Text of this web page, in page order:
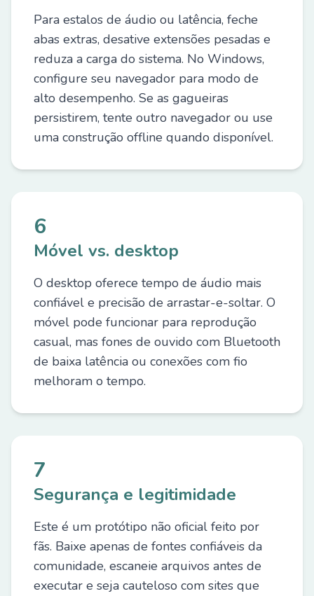
Para estalos de áudio ou latência, feche
abas extras, desative extensões pesadas e
reduza a carga do sistema. No Windows,
configure seu navegador para modo de
alto desempenho. Se as gagueiras
persistirem, tente outro navegador ou use
uma construção offline quando disponível.
6
Móvel vs. desktop
O desktop oferece tempo de áudio mais
confiável e precisão de arrastar-e-soltar. O
móvel pode funcionar para reprodução
casual, mas fones de ouvido com Bluetooth
de baixa latência ou conexões com fio
melhoram o tempo.
7
Segurança e legitimidade
Este é um protótipo não oficial feito por
fãs. Baixe apenas de fontes confiáveis da
comunidade, escaneie arquivos antes de
executar e seja cauteloso com sites que